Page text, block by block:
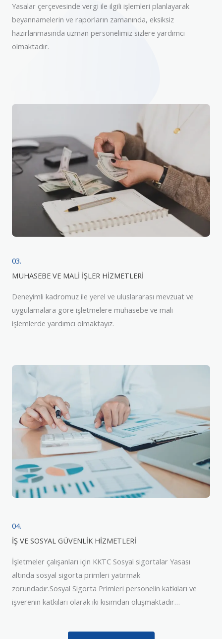
Yasalar çerçevesinde vergi ile ilgili işlemleri planlayarak
beyannamelerin ve raporların zamanında, eksiksiz
hazırlanmasında uzman personelimiz sizlere yardımcı
olmaktadır.
03.
MUHASEBE VE MALİ İŞLER HİZMETLERİ
Deneyimli kadromuz ile yerel ve uluslararası mevzuat ve
uygulamalara göre işletmelere muhasebe ve mali
işlemlerde yardımcı olmaktayız.
04.
İŞ VE SOSYAL GÜVENLİK HİZMETLERİ
İşletmeler çalışanları için KKTC Sosyal sigortalar Yasası
altında sosyal sigorta primleri yatırmak
zorundadır.Sosyal Sigorta Primleri personelin katkıları ve
işverenin katkıları olarak iki kısımdan oluşmaktadır…